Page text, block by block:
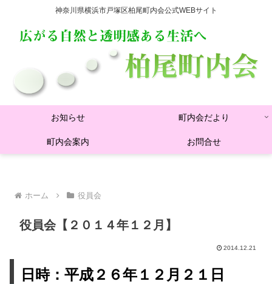
神奈川県横浜市戸塚区柏尾町内会公式WEBサイト
お知らせ 町内会だより
町内会案内 お問合せ
ホーム 役員会
役員会【２０１４年１２月】
2014.12.21
日時： 平成２６年１２月２１日